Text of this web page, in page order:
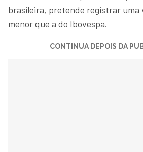
brasileira, pretende registrar uma
menor que a do Ibovespa.
CONTINUA DEPOIS DA